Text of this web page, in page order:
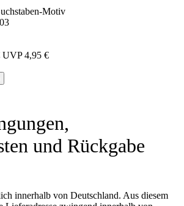
Motiv
UVP 4,95 €
und Rückgabe
innerhalb von Deutschland. Aus diesem